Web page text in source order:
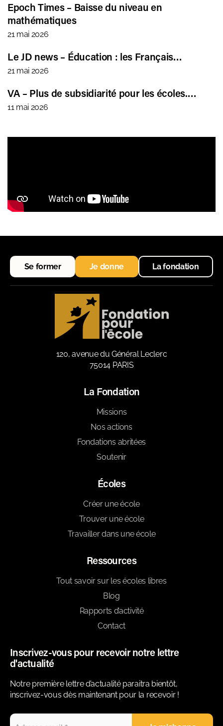
Epoch Times – Baisse du niveau en
mathématiques
21 mai 2026
Le JD news – Éducation : les Français…
21 mai 2026
VA – Plus de subsidiarité pour les écoles.…
11 mai 2026
Se former Je donne La fondation
120, avenue du Général Leclerc
75014 PARIS
La Fondation
Missions
Nos actions
Fondations abritées
Soutenir
Écoles
Créer une école
Trouver une école
Travailler dans une école
Ressources
Tout savoir sur les écoles libres
Blog
Rapports d’activité
Contact
Inscrivez-vous pour recevoir notre lettre
d'actualité
Notre première lettre d’actualité paraitra bientôt,
inscrivez-vous dès maintenant pour la recevoir !